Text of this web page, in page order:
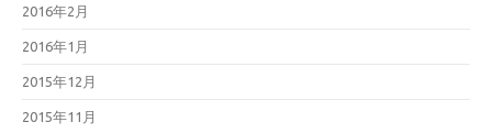
2016年2月
2016年1月
2015年12月
2015年11月